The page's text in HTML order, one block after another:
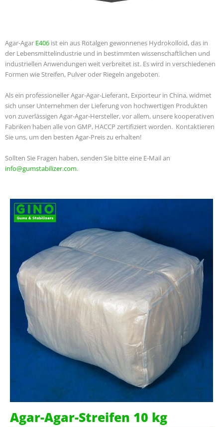
Agar-Agar E406 ist ein aus Rotalgen gewonnenes Hydrokolloid, das in
der Lebensmittelindustrie und in bestimmten wissenschaftlichen und
industriellen Anwendungen weit verbreitet ist. Es wird in verschiedenen
Formen wie Streifen, Pulver oder Riegeln angeboten.
Als ein professioneller Agar-Agar-Lieferant, Exporteur in China, widmet
sich unser Unternehmen der Lieferung von hochwertigen Produkten
von zuverlässigen Agar-Agar-Hersteller, vor allem, unsere kooperativen
Fabriken haben alle von GMP, HACCP zertifiziert worden. Kontaktieren
Sie uns, um den besten Agar-Preis zu erhalten!
Sollten Sie Fragen haben, senden Sie bitte eine E-Mail an
info@gumstabilizer.com.
Agar-Agar-Streifen 10 kg